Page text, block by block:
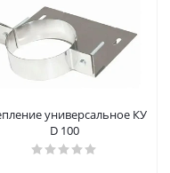
универсальное КУ
D 100